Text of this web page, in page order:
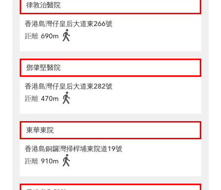
律敦治醫院
香港島灣仔皇后大道東266號
距離 690m
鄧肇堅醫院
香港島灣仔皇后大道東282號
距離 470m
東華東院
香港島銅鑼灣掃桿埔東院道19號
距離 910m